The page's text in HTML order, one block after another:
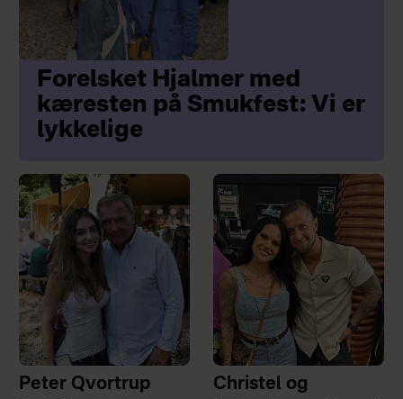
Forelsket Hjalmer med
kæresten på Smukfest: Vi er
lykkelige
Peter Qvortrup
Christel og